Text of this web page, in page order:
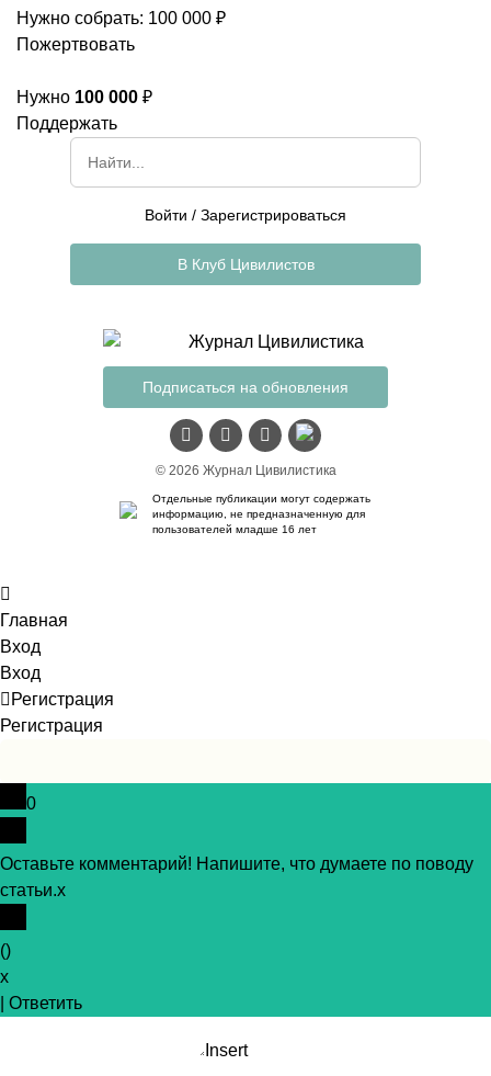
Нужно собрать: 100 000 ₽
Пожертвовать
Нужно 100 000 ₽
Поддержать
Подписаться на обновления
© 2026 Журнал Цивилистика
Отдельные публикации могут содержать
информацию, не предназначенную для
пользователей младше 16 лет
Войти / Зарегистрироваться
В Клуб Цивилистов
Главная
Вход
Вход
Регистрация
Регистрация
0
Оставьте комментарий! Напишите, что думаете по поводу
статьи.x
()
x
Ответить
Insert